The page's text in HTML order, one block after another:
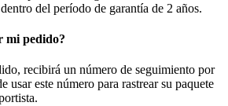
del período de garantía de 2 años.
mi pedido?
recibirá un número de seguimiento por
usar este número para rastrear su paquete